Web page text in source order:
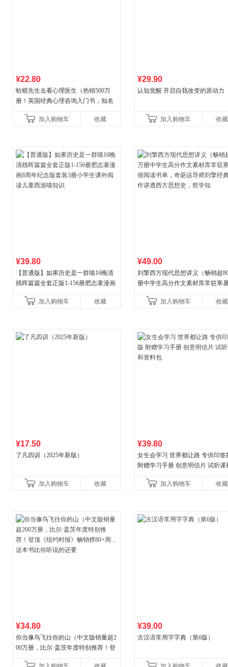
¥22.80
蛤蟆先生去看心理医生（热销500万
册！英国经典心理咨询入门书，知名
加入购物车
收藏
¥29.90
认知觉醒 开启自我改变的原动力
加入购物车 收藏
¥39.80
【普通版】如果历史是一群喵16晚清
残晖篇篇全套正版1-156册肥志著漫画
儿童西游喵知识
加入购物车 收藏
¥49.00
刘擎西方现代思想讲义（畅销超
册中学生高分作文素材库常驻寒
讲透西方思想史，哲学知
加入购物车 收藏
¥17.50
了凡四训（2025年新版）
加入购物车 收藏
¥39.80
女生会学习 世界都让路 专供印签
附赠学习手册 创意明信片 试听课
加入购物车
收藏
¥34.80
你当像鸟飞往你的山（中文版销量超2
00万册，比尔·盖茨年度特别推荐！登
¥39.00
古汉语常用字字典（第6版）